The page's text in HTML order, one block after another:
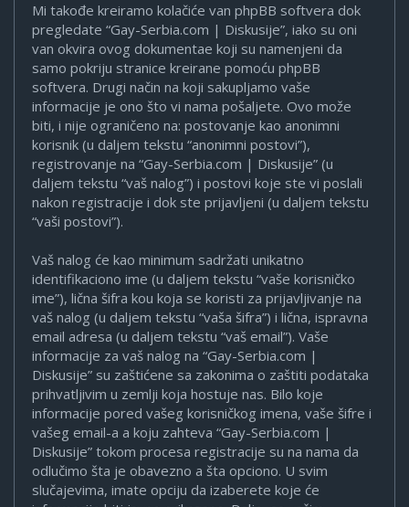
Mi takođe kreiramo kolačiće van phpBB softvera dok
pregledate “Gay-Serbia.com | Diskusije”, iako su oni
van okvira ovog dokumentae koji su namenjeni da
samo pokriju stranice kreirane pomoću phpBB
softvera. Drugi način na koji sakupljamo vaše
informacije je ono što vi nama pošaljete. Ovo može
biti, i nije ograničeno na: postovanje kao anonimni
korisnik (u daljem tekstu “anonimni postovi”),
registrovanje na “Gay-Serbia.com | Diskusije” (u
daljem tekstu “vaš nalog”) i postovi koje ste vi poslali
nakon registracije i dok ste prijavljeni (u daljem tekstu
“vaši postovi”).
Vaš nalog će kao minimum sadržati unikatno
identifikaciono ime (u daljem tekstu “vaše korisničko
ime”), lična šifra kou koja se koristi za prijavljivanje na
vaš nalog (u daljem tekstu “vaša šifra”) i lična, ispravna
email adresa (u daljem tekstu “vaš email”). Vaše
informacije za vaš nalog na “Gay-Serbia.com |
Diskusije” su zaštićene sa zakonima o zaštiti podataka
prihvatljivim u zemlji koja hostuje nas. Bilo koje
informacije pored vašeg korisničkog imena, vaše šifre i
vašeg email-a a koju zahteva “Gay-Serbia.com |
Diskusije” tokom procesa registracije su na nama da
odlučimo šta je obavezno a šta opciono. U svim
slučajevima, imate opciju da izaberete koje će